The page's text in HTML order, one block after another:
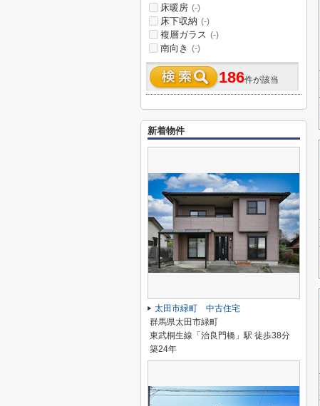
床暖房 (-)
床下収納 (-)
複層ガラス (-)
南向き (-)
186件が該当
新着物件
太田市緑町 中古住宅
群馬県太田市緑町
東武桐生線「治良門橋」駅 徒歩38分
築24年